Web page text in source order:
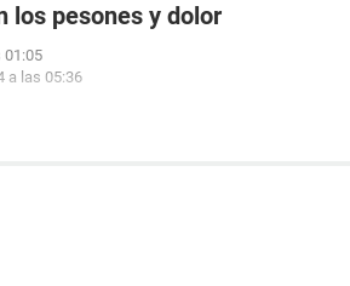
los pesones y dolor
01:05
a las 05:36